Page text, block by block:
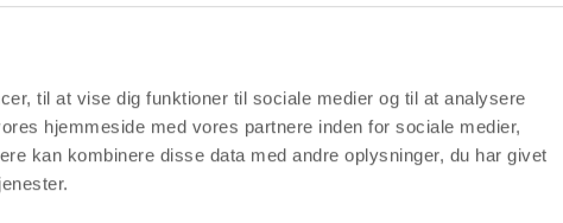
til at vise dig funktioner til sociale medier og til at analysere
hjemmeside med vores partnere inden for sociale medier,
kan kombinere disse data med andre oplysninger, du har givet